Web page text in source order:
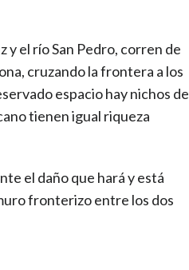
y el río San Pedro, corren de
cruzando la frontera a los
espacio hay nichos de
tienen igual riqueza
el daño que hará y está
fronterizo entre los dos